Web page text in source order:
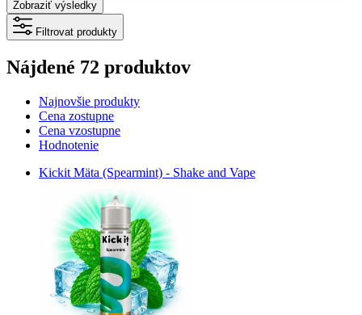
Zobraziť výsledky
Filtrovat produkty
Nájdené 72 produktov
Najnovšie produkty
Cena zostupne
Cena vzostupne
Hodnotenie
Kickit Mäta (Spearmint) - Shake and Vape